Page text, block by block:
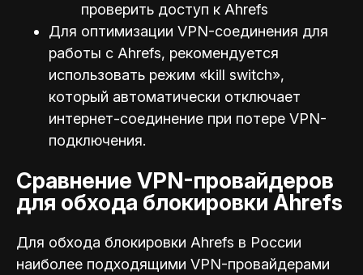
проверить доступ к Ahrefs
Для оптимизации VPN-соединения для
работы с Ahrefs, рекомендуется
использовать режим «kill switch»,
который автоматически отключает
интернет-соединение при потере VPN-
подключения.
Сравнение VPN-провайдеров
для обхода блокировки Ahrefs
Для обхода блокировки Ahrefs в России
наиболее подходящими VPN-провайдерами